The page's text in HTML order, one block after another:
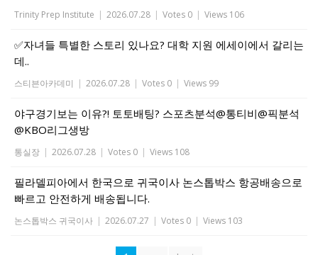
Trinity Prep Institute | 2026.07.28 | Votes 0 | Views 106
✅자녀들 특별한 스토리 있나요? 대학 지원 에세이에서 갈리는
데..
스티븐아카데미 | 2026.07.28 | Votes 0 | Views 99
야구경기보는 이유?! 토토배팅? 스포츠분석@통티비@픽분석
@KBO리그생방
통실장 | 2026.07.28 | Votes 0 | Views 108
필라델피아에서 한국으로 귀국이사 논스톱박스 항공배송으로
빠르고 안전하게 배송됩니다.
논스톱박스 귀국이사 | 2026.07.27 | Votes 0 | Views 103